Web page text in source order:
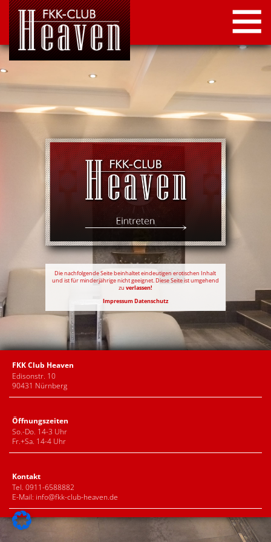
STARTSEITE
LOCATION
NEWS
KONTAKT
IMPRESSUM
DATENSCHUTZ
Die nachfolgende Seite beinhaltet eindeutigen erotischen Inhalt
und ist für minderjährige nicht geeignet. Diese Seite ist umgehend
zu verlassen!
Impressum Datenschutz
FKK Club Heaven
Edisonstr. 10
90431 Nürnberg
Öffnungszeiten
So.-Do. 14-3 Uhr
Fr.+Sa. 14-4 Uhr
Kontakt
Tel. 0911-6588882
E-Mail: info@fkk-club-heaven.de